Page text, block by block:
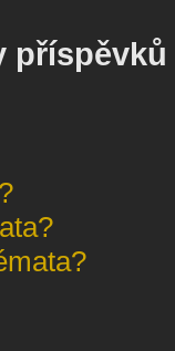
příspěvků